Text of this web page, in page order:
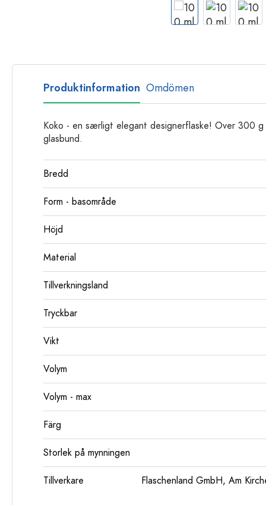
Glasflaskor
Plastflaskor
Produktinformation Omdömen
Koko - en særligt elegant designerflaske! Over 300
glasbund.
Bredd
Form - basområde
Höjd
Material
Tillverkningsland
Tryckbar
Vikt
Volym
Volym - max
Färg
Storlek på mynningen
Tillverkare
Flaschenland GmbH, Am